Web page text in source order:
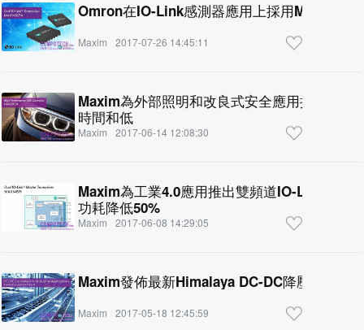
Omron在IO-Link感測器應用上採用Maxim雙
Maxim 2017-07-26 14:45:11
Maxim為外部照明和改良式安全應用推出車用
時間和低
Maxim 2017-06-14 12:08:30
Maxim為工業4.0應用推出雙頻道IO-Link®主
功耗降低50%
Maxim 2017-06-08 14:29:05
Maxim發佈最新Himalaya DC-DC降壓轉換器
Maxim 2017-05-18 12:45:59